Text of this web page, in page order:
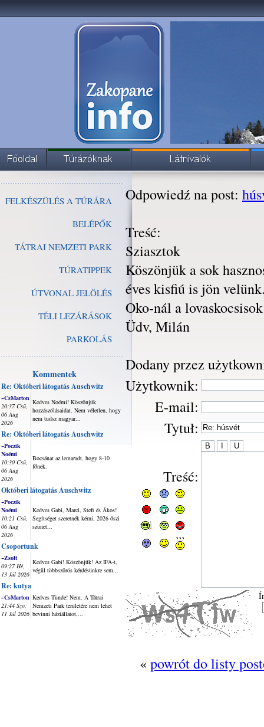
FELKÉSZÜLÉS A TÚRÁRA
BELÉPŐK
TÁTRAI NEMZETI PARK
TÚRATIPPEK
ÚTVONAL JELÖLÉS
TÉLI LEZÁRÁSOK
PARKOLÁS
Kommentek
Re: Októberi látogatás Auschwitz
~CsMarton
20:37 Csü,
06 Aug
2026
Kedves Noémi! Köszönjük
hozzászólásaidat. Nem véletlen, hogy
nem tudsz magyar...
Re: Októberi látogatás Auschwitz
~Poczik
Noémi
10:30 Csü,
06 Aug
2026
Bocsánat az lemaradt, hogy 8-10
főnek.
Októberi látogatás Auschwitz
~Poczik
Noémi
10:21 Csü,
06 Aug
2026
Kedves Gabi, Marci, Stefi és Ákos!
Segítséget szeretnék kérni, 2026 őszi
szünet...
Csoportunk
~Zsolt
09:27 Hé,
13 Júl 2026
Kedves Gabi! Köszönjük! Az IFA-t,
végül többszörös kérdésünkre sem...
Re: kutya
~CsMarton
21:44 Szo,
11 Júl 2026
Kedves Tünde! Nem. A Tátrai
Nemzeti Park területére nem lehet
bevinni háziállatot,...
Odpowiedź na post:
Treść:
Sziasztok
Köszönjük a sok
éves kisfiú is jön
Oko-nál a
Üdv, Milán
Dodany przez
Użytkownik:
E-mail:
Tytuł:
Treść:
« powrót do listy